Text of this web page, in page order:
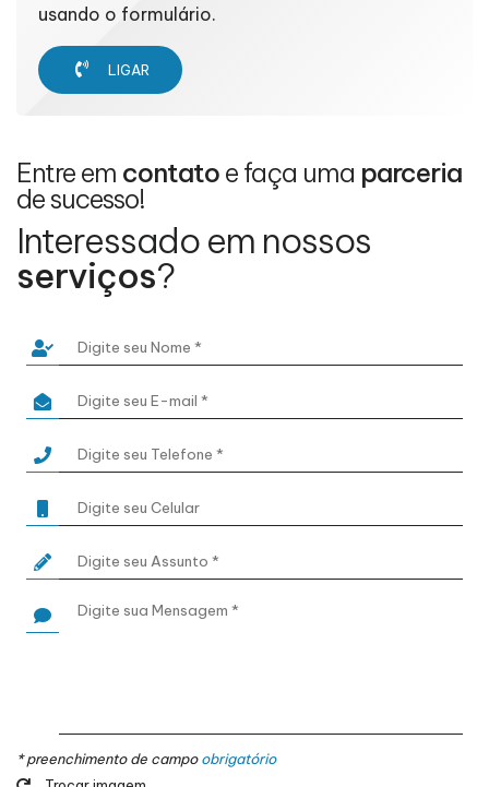
usando o formulário.
LIGAR
Entre em contato e faça uma parceria
de sucesso!
Interessado em nossos
serviços?
* preenchimento de campoobrigatório